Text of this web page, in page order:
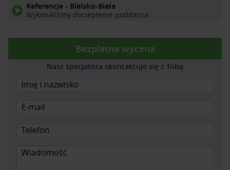
Referencje - Bielsko-Biała
Wykonaliśmy docieplenie poddasza
Bezpłatna wycena
Nasz specjalista skontaktuje się z Tobą
Imię i nazwisko
E-mail
Telefon
Wiadomość